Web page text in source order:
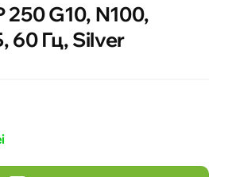
250 G10, N100,
60 Гц, Silver